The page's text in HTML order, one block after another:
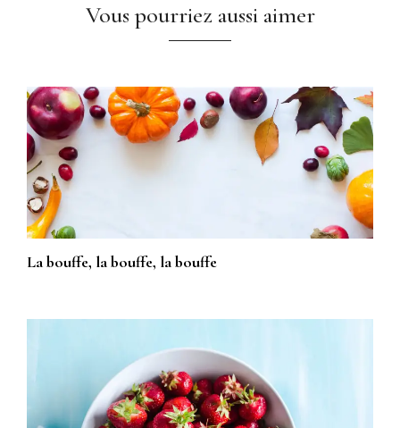
Vous pourriez aussi aimer
La bouffe, la bouffe, la bouffe